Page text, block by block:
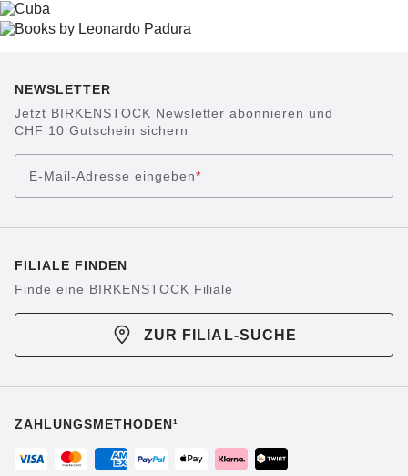
NEWSLETTER
Jetzt BIRKENSTOCK Newsletter abonnieren und
CHF 10 Gutschein sichern
E-Mail-Adresse eingeben*
FILIALE FINDEN
Finde eine BIRKENSTOCK Filiale
ZUR FILIAL-SUCHE
ZAHLUNGSMETHODEN¹